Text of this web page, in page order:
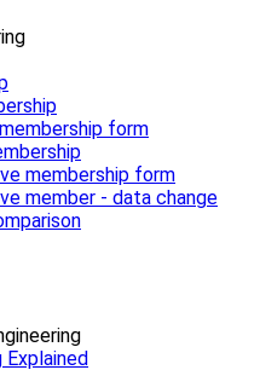
form
membership form
member - data change
Explained